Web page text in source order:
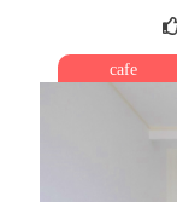
cafe